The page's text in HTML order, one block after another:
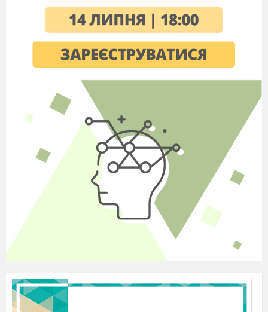
Рік старий кудись утік —
Так приходить... (Новий рік)
• Я прийшов до вас на свято
І приніс всього багато.
Для дітей й дорослих всіх:
Радість, щастя, пісню... (сміх)
• Круг ялинки справжнє свято.
Тут і діти, і звірята,
Співи, танці, шулі і крик —
Всі стрічають... (Новий рік).
• 3 Новим роком всіх вітаю,
І на будень, і на... (свято).